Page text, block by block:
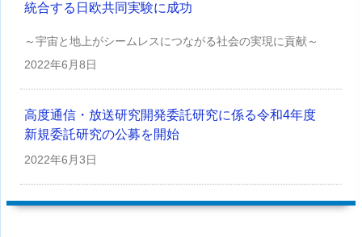
統合する日欧共同実験に成功
～宇宙と地上がシームレスにつながる社会の実現に貢献～
2022年6月8日
高度通信・放送研究開発委託研究に係る令和4年度
新規委託研究の公募を開始
2022年6月3日